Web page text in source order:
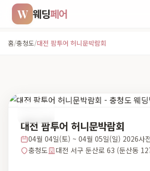
W 웨딩페어
홈/충청도/대전 팜투어 허니문박람회
대전 팜투어 허니문박람회
04월 04일(토) ~ 04월 05일(일) 2026사
충청도
대전 서구 둔산로 63 (둔산동